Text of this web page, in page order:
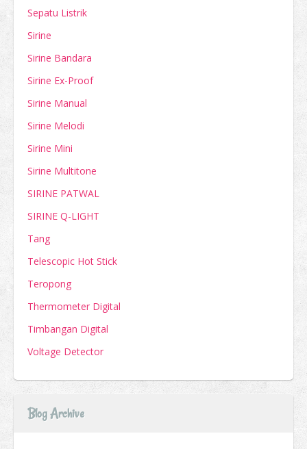
Sepatu Listrik
Sirine
Sirine Bandara
Sirine Ex-Proof
Sirine Manual
Sirine Melodi
Sirine Mini
Sirine Multitone
SIRINE PATWAL
SIRINE Q-LIGHT
Tang
Telescopic Hot Stick
Teropong
Thermometer Digital
Timbangan Digital
Voltage Detector
Blog Archive